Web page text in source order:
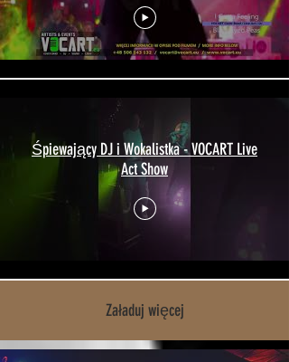
Śpiewający DJ i Wokalistka - VOCART Live
Act Show
Załaduj więcej